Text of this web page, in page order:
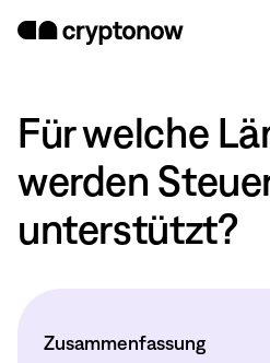
Für welche
werden
unterstützt?
Zusammenfassung